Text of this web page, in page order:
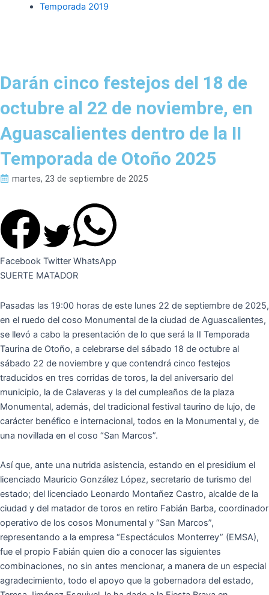
Temporada 2019
Darán cinco festejos del 18 de
octubre al 22 de noviembre, en
Aguascalientes dentro de la II
Temporada de Otoño 2025
martes, 23 de septiembre de 2025
Facebook Twitter WhatsApp
SUERTE MATADOR
Pasadas las 19:00 horas de este lunes 22 de septiembre de 2025,
en el ruedo del coso Monumental de la ciudad de Aguascalientes,
se llevó a cabo la presentación de lo que será la II Temporada
Taurina de Otoño, a celebrarse del sábado 18 de octubre al
sábado 22 de noviembre y que contendrá cinco festejos
traducidos en tres corridas de toros, la del aniversario del
municipio, la de Calaveras y la del cumpleaños de la plaza
Monumental, además, del tradicional festival taurino de lujo, de
carácter benéfico e internacional, todos en la Monumental y, de
una novillada en el coso “San Marcos”.
Así que, ante una nutrida asistencia, estando en el presidium el
licenciado Mauricio González López, secretario de turismo del
estado; del licenciado Leonardo Montañez Castro, alcalde de la
ciudad y del matador de toros en retiro Fabián Barba, coordinador
operativo de los cosos Monumental y “San Marcos”,
representando a la empresa “Espectáculos Monterrey” (EMSA),
fue el propio Fabián quien dio a conocer las siguientes
combinaciones, no sin antes mencionar, a manera de un especial
agradecimiento, todo el apoyo que la gobernadora del estado,